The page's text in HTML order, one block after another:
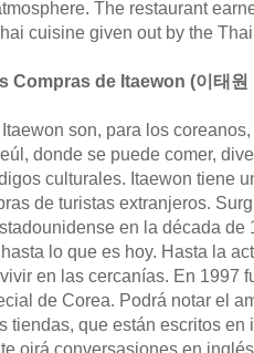
The restaurant
cuisine given out by the
Compras de Itaewon (이태원
son, para los
donde se puede comer,
culturales. Itaewon tiene
de turistas extranjeros.
en la década de
lo que es hoy. Hasta la
en las cercanías. En 1997
de Corea. Podrá notar el
tiendas, que están escritos en
oirá conversasiones en